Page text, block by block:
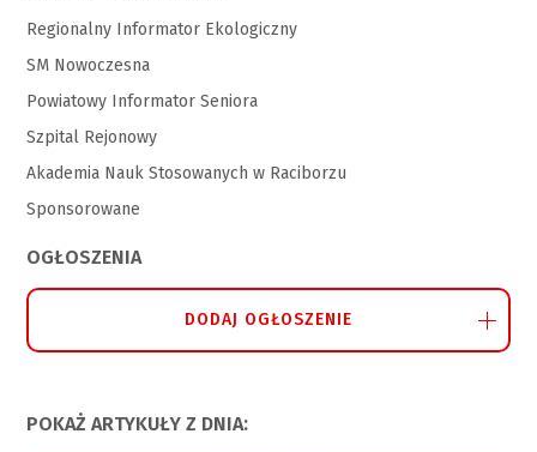
Regionalny Informator Ekologiczny
SM Nowoczesna
Powiatowy Informator Seniora
Szpital Rejonowy
Akademia Nauk Stosowanych w Raciborzu
Sponsorowane
OGŁOSZENIA
DODAJ OGŁOSZENIE
POKAŻ ARTYKUŁY Z DNIA: